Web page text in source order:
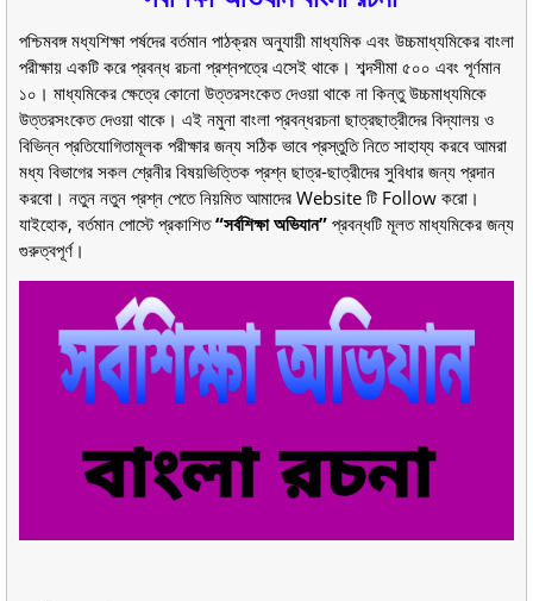
পশ্চিমবঙ্গ মধ্যশিক্ষা পর্ষদের বর্তমান পাঠক্রম অনুযায়ী মাধ্যমিক এবং উচ্চমাধ্যমিকের বাংলা
পরীক্ষায় একটি করে প্রবন্ধ রচনা প্রশ্নপত্রে এসেই থাকে। শব্দসীমা ৫০০ এবং পূর্ণমান
১০। মাধ্যমিকের ক্ষেত্রে কোনো উত্তরসংকেত দেওয়া থাকে না কিন্তু উচ্চমাধ্যমিকে
উত্তরসংকেত দেওয়া থাকে। এই নমুনা বাংলা প্রবন্ধরচনা ছাত্রছাত্রীদের বিদ্যালয় ও
বিভিন্ন প্রতিযোগিতামূলক পরীক্ষার জন্য সঠিক ভাবে প্রস্তুতি নিতে সাহায্য করবে আমরা
মধ্য বিভাগের সকল শ্রেনীর বিষয়ভিত্তিক প্রশ্ন ছাত্র-ছাত্রীদের সুবিধার জন্য প্রদান
করবো। নতুন নতুন প্রশ্ন পেতে নিয়মিত আমাদের Website টি Follow করো।
যাইহোক, বর্তমান পোস্টে প্রকাশিত“সর্বশিক্ষা অভিযান” প্রবন্ধটি মূলত মাধ্যমিকের জন্য
গুরুত্বপূর্ণ।